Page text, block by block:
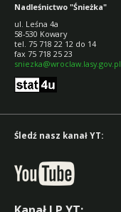
Nadleśnictwo "Śnieżka"
ul. Leśna 4a
58-530 Kowary
tel. 75 718 22 12 do 14
fax 75 718 25 23
sniezka@wroclaw.lasy.gov.pl
Śledź nasz kanał YT: